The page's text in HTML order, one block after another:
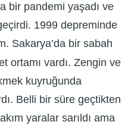
bir pandemi yaşadı ve
1999 depreminde
Sakarya’da bir sabah
ortamı vardı. Zengin ve
kuyruğunda
Belli bir süre geçtikten
yaralar sarıldı ama